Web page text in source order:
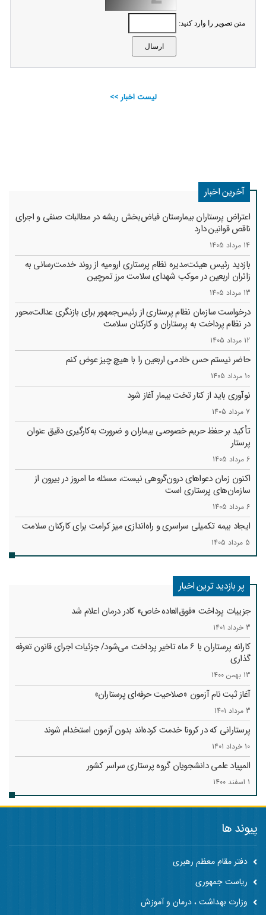
متن تصویر را وارد کنید:
لیست اخبار >>
آخرین اخبار
اعتراض پرستاران بیمارستان فیاض‌بخش ریشه در مطالبات صنفی و اجرای
ناقص قوانین دارد
14 مرداد 1405
بازدید رئیس هیئت‌مدیره نظام پرستاری ارومیه از روند خدمت‌رسانی به
زائران اربعین در موکب شهدای سلامت مرز تمرچین
13 مرداد 1405
درخواست سازمان نظام پرستاری از رئیس‌جمهور برای بازنگری عدالت‌محور
در نظام پرداخت به پرستاران و کارکنان سلامت
12 مرداد 1405
حاضر نیستم حس خادمی اربعین را با هیچ چیز عوض کنم
10 مرداد 1405
نوآوری باید از کنار تخت بیمار آغاز شود
7 مرداد 1405
تأکید بر حفظ حریم خصوصی بیماران و ضرورت به‌کارگیری دقیق عنوان
پرستار
6 مرداد 1405
اکنون زمان دعواهای درون‌گروهی نیست، مسئله ما امروز در بیرون از
سازمان‌های پرستاری است
6 مرداد 1405
ایجاد بیمه تکمیلی سراسری و راه‌اندازی میز کرامت برای کارکنان سلامت
5 مرداد 1405
پر بازدید ترین اخبار
جزییات پرداخت «فوق‌العاده خاص» کادر درمان اعلام شد
3 خرداد 1401
کارانه‌ پرستاران با 6 ماه تاخیر پرداخت می‌شود/ جزئیات اجرای قانون تعرفه
گذاری
13 بهمن 1400
آغاز ثبت نام آزمون «صلاحیت حرفه‌ای پرستاران»
3 مرداد 1401
پرستارانی که در کرونا خدمت کرد‌ه‌اند بدون آزمون استخدام شوند
10 خرداد 1401
المپیاد علمی دانشجویان گروه پرستاری سراسر کشور
1 اسفند 1400
پیوند ها
دفتر مقام معظم رهبری
ریاست جمهوری
وزارت بهداشت ، درمان و آموزش